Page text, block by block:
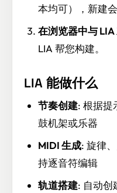
本均可），新建
在浏览器中与 LIA
LIA 帮您构建。
LIA 能做什么
节奏创建: 根据提
鼓机架或乐器
MIDI 生成: 旋律
持逐音符编辑
轨道搭建: 自动创